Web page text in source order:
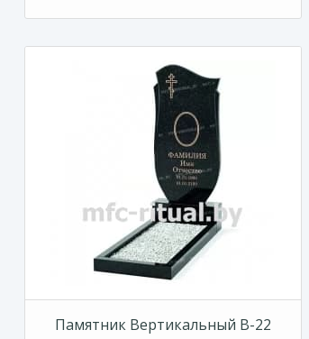
Памятник Вертикальный В-22